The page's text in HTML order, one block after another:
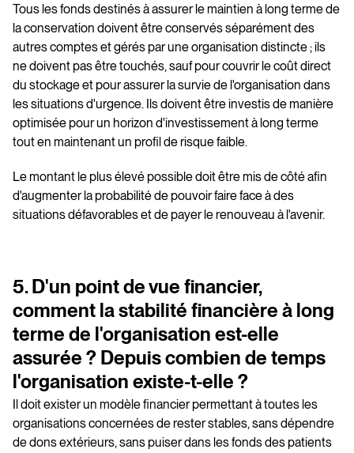
Tous les fonds destinés à assurer le maintien à long terme de
la conservation doivent être conservés séparément des
autres comptes et gérés par une organisation distincte ; ils
ne doivent pas être touchés, sauf pour couvrir le coût direct
du stockage et pour assurer la survie de l'organisation dans
les situations d'urgence. Ils doivent être investis de manière
optimisée pour un horizon d'investissement à long terme
tout en maintenant un profil de risque faible.
Le montant le plus élevé possible doit être mis de côté afin
d'augmenter la probabilité de pouvoir faire face à des
situations défavorables et de payer le renouveau à l'avenir.
5. D'un point de vue financier,
comment la stabilité financière à long
terme de l'organisation est-elle
assurée ? Depuis combien de temps
l'organisation existe-t-elle ?
Il doit exister un modèle financier permettant à toutes les
organisations concernées de rester stables, sans dépendre
de dons extérieurs, sans puiser dans les fonds des patients